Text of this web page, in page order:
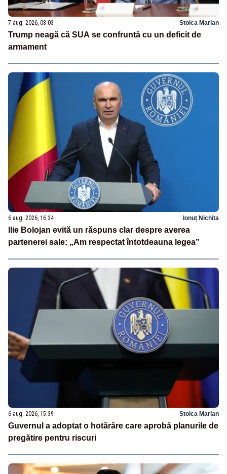
7 aug. 2026, 08:03 Stoica Marian
Trump neagă că SUA se confruntă cu un deficit de
armament
6 aug. 2026, 16:34 Ionuț Nichita
Ilie Bolojan evită un răspuns clar despre averea
partenerei sale: „Am respectat întotdeauna legea”
6 aug. 2026, 15:39 Stoica Marian
Guvernul a adoptat o hotărâre care aprobă planurile de
pregătire pentru riscuri